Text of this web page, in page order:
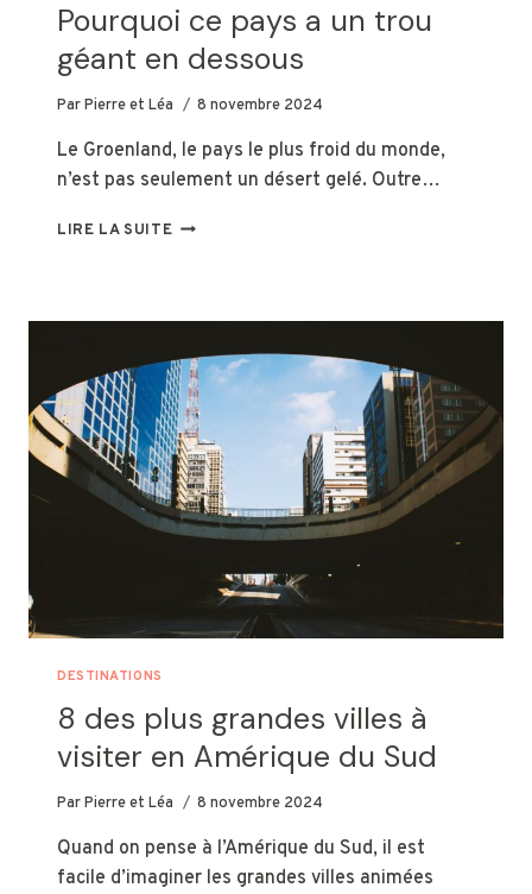
Pourquoi ce pays a un trou
géant en dessous
ParPierre et Léa 8 novembre 2024
Le Groenland, le pays le plus froid du monde,
n’est pas seulement un désert gelé. Outre…
LIRE LA SUITE POURQUOI
UN
GÉANT
EN
DESSOUS
DESTINATIONS
8 des plus grandes villes à
visiter en Amérique du Sud
ParPierre et Léa 8 novembre 2024
Quand on pense à l’Amérique du Sud, il est
facile d’imaginer les grandes villes animées